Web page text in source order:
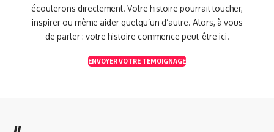
écouterons directement. Votre histoire pourrait toucher,
inspirer ou même aider quelqu’un d’autre. Alors, à vous
de parler : votre histoire commence peut-être ici.
ENVOYER VOTRE TEMOIGNAGE